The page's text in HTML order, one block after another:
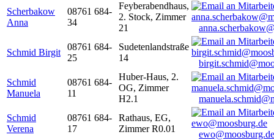
Scherbakow
Anna
08761 684-
34
Feyberabendhaus,
2. Stock, Zimmer
21
Schmid Birgit
08761 684-
25
Sudetenlandstraße
14
Schmid
Manuela
08761 684-
11
Huber-Haus, 2.
OG, Zimmer
H2.1
Schmid
Verena
08761 684-
17
Rathaus, EG,
Zimmer R0.01
ewo@moosburg.de